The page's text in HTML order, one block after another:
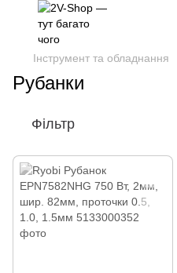
Інструмент та обладнання
Рубанки
Фільтр